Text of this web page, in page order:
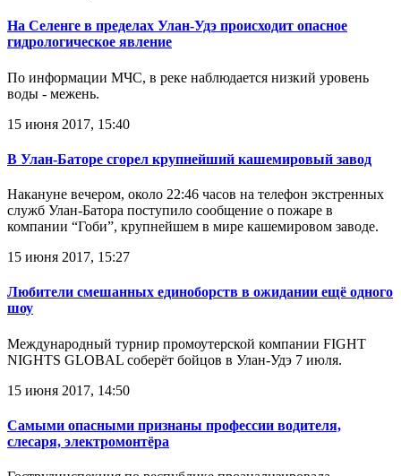
На Селенге в пределах Улан-Удэ происходит опасное
гидрологическое явление
По информации МЧС, в реке наблюдается низкий уровень
воды - межень.
15 июня 2017, 15:40
В Улан-Баторе сгорел крупнейший кашемировый завод
Накануне вечером, около 22:46 часов на телефон экстренных
служб Улан-Батора поступило сообщение о пожаре в
компании “Гоби”, крупнейшем в мире кашемировом заводе.
15 июня 2017, 15:27
Любители смешанных единоборств в ожидании ещё одного
шоу
Международный турнир промоутерской компании FIGHT
NIGHTS GLOBAL соберёт бойцов в Улан-Удэ 7 июля.
15 июня 2017, 14:50
Самыми опасными признаны профессии водителя,
слесаря, электромонтёра